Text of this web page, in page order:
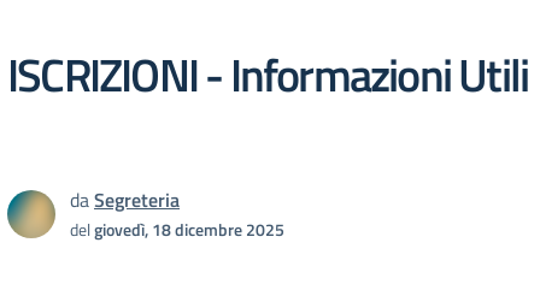
ISCRIZIONI - Informazioni Utili
daSegreteria
delgiovedì, 18 dicembre 2025